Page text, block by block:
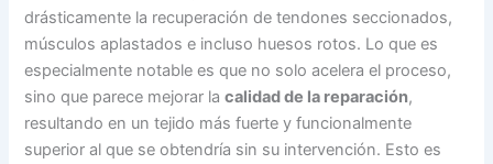
drásticamente la recuperación de tendones seccionados,
músculos aplastados e incluso huesos rotos. Lo que es
especialmente notable es que no solo acelera el proceso,
sino que parece mejorar lacalidad de la reparación,
resultando en un tejido más fuerte y funcionalmente
superior al que se obtendría sin su intervención. Esto es